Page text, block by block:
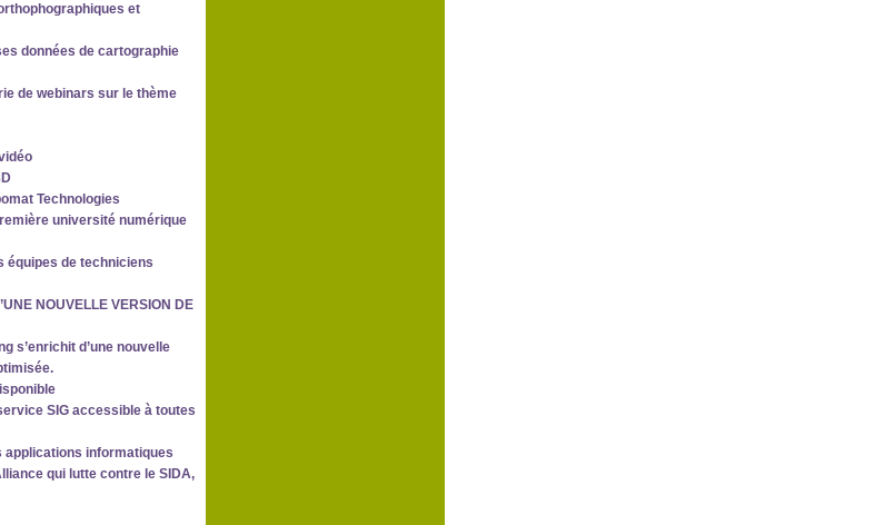
et
données de cartographie
de webinars sur le thème
Technologies
université numérique
équipes de techniciens
NOUVELLE VERSION DE
s’enrichit d’une nouvelle
SIG accessible à toutes
applications informatiques
qui lutte contre le SIDA,